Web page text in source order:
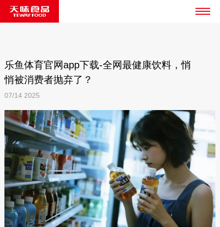
乐鱼体育官网app下载-全网最健康饮料，悄
悄被消费者抛弃了？
07/14 2025